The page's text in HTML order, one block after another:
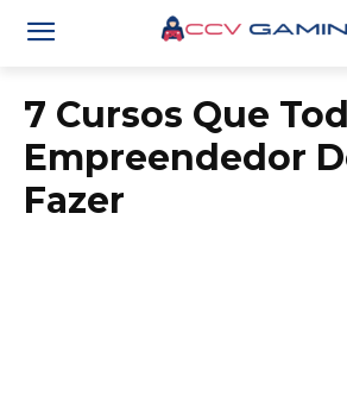
7 Cursos Que
Empreendedor
Fazer